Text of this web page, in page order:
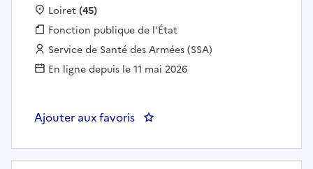
Localisation :
Loiret(45)
Fonction publique :
Fonction publique de l'État
Employeur :
Service de Santé des Armées (SSA)
En ligne depuis le 11 mai 2026
Ajouter aux favoris : ASSISTANT CONTROLE DE